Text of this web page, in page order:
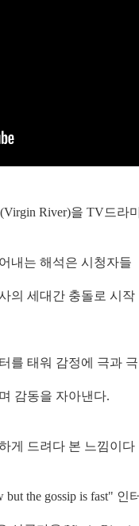
River)을 TV드라
내는 해석은 시청자들
의 세대간 충돌로 시작
를 태워 감정에 극과 극
감동을 자아낸다.
게 드려다 본 느낌이다
but the gossip is fast" 인